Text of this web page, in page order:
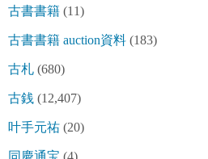
古書書籍 (11)
古書書籍 auction資料 (183)
古札 (680)
古銭 (12,407)
叶手元祐 (20)